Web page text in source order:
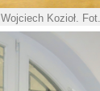
Wojciech Kozioł.